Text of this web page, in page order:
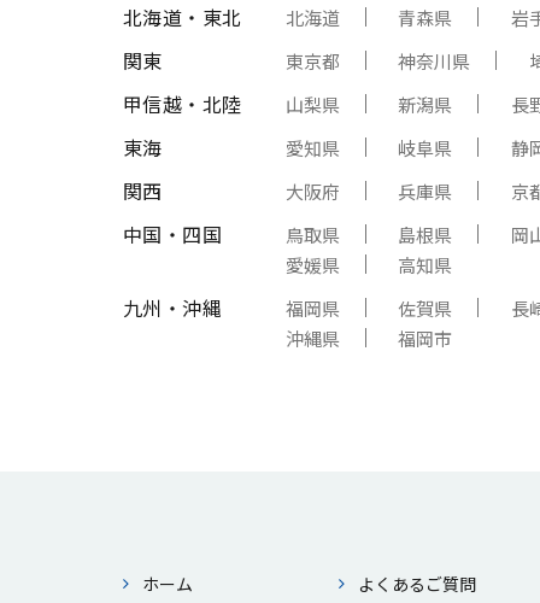
北海道・東北 北海道 青森県 岩
関東 東京都 神奈川県
甲信越・北陸 山梨県 新潟県 長
東海 愛知県 岐阜県 静
関西 大阪府 兵庫県 京
中国・四国 鳥取県 島根県
岡
愛媛県
高知県
九州・沖縄 福岡県 佐賀県
長
沖縄県
福岡市
ホーム よくあるご質問